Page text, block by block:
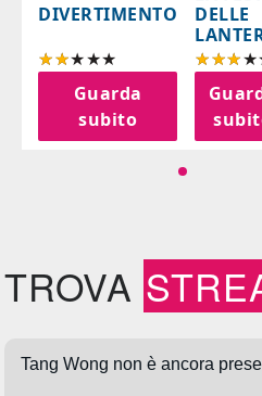
DIVERTIMENTO
Guarda
subito
DELLE
TROVA